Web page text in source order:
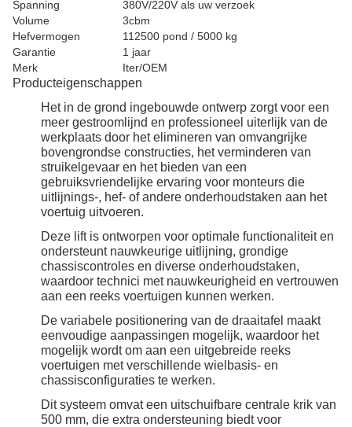
Spanning
380V/220V als uw verzoek
Volume
3cbm
Hefvermogen
112500 pond / 5000 kg
Garantie
1 jaar
Merk
Iter/OEM
Producteigenschappen
Het in de grond ingebouwde ontwerp zorgt voor een
meer gestroomlijnd en professioneel uiterlijk van de
werkplaats door het elimineren van omvangrijke
bovengrondse constructies, het verminderen van
struikelgevaar en het bieden van een
gebruiksvriendelijke ervaring voor monteurs die
uitlijnings-, hef- of andere onderhoudstaken aan het
voertuig uitvoeren.
Deze lift is ontworpen voor optimale functionaliteit en
ondersteunt nauwkeurige uitlijning, grondige
chassiscontroles en diverse onderhoudstaken,
waardoor technici met nauwkeurigheid en vertrouwen
aan een reeks voertuigen kunnen werken.
De variabele positionering van de draaitafel maakt
eenvoudige aanpassingen mogelijk, waardoor het
mogelijk wordt om aan een uitgebreide reeks
voertuigen met verschillende wielbasis- en
chassisconfiguraties te werken.
Dit systeem omvat een uitschuifbare centrale krik van
500 mm, die extra ondersteuning biedt voor